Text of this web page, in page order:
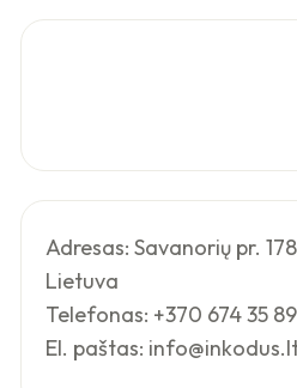
Adresas: Savanorių pr.
Lietuva
Telefonas: +370 674 35
El. paštas: